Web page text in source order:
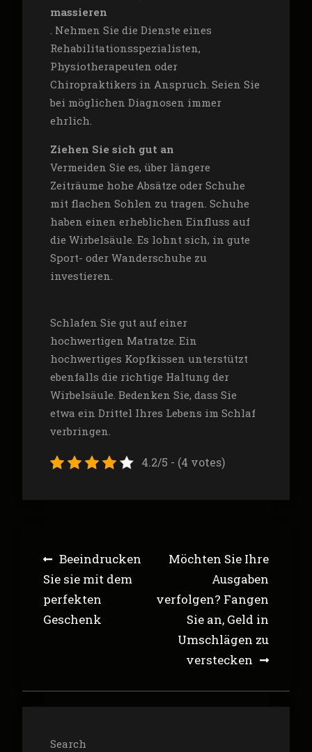
massieren
. Nehmen Sie die Dienste eines
Rehabilitationsspezialisten,
Physiotherapeuten oder
Chiropraktikers in Anspruch. Seien Sie
bei möglichen Diagnosen immer
ehrlich.
Ziehen Sie sich gut an
Vermeiden Sie es, über längere
Zeiträume hohe Absätze oder Schuhe
mit flachen Sohlen zu tragen. Schuhe
haben einen erheblichen Einfluss auf
die Wirbelsäule. Es lohnt sich, in gute
Sport- oder Wanderschuhe zu
investieren.
Schlafen Sie gut auf einer
hochwertigen Matratze. Ein
hochwertiges Kopfkissen unterstützt
ebenfalls die richtige Haltung der
Wirbelsäule. Bedenken Sie, dass Sie
etwa ein Drittel Ihres Lebens im Schlaf
verbringen.
4.2/5 - (4 votes)
Post
navigation
Beeindrucken
Sie sie mit dem
perfekten
Geschenk
Möchten Sie Ihre
Ausgaben
verfolgen? Fangen
Sie an, Geld in
Umschlägen zu
verstecken
Search